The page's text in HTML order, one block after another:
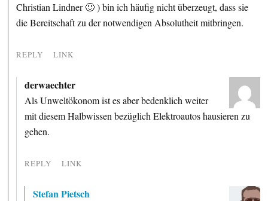
Christian Lindner 🙂 ) bin ich häufig nicht überzeugt, dass sie
die Bereitschaft zu der notwendigen Absolutheit mitbringen.
REPLY LINK
derwaechter
Als Unweltökonom ist es aber bedenklich weiter
mit diesem Halbwissen bezüglich Elektroautos hausieren zu
gehen.
REPLY LINK
Stefan Pietsch